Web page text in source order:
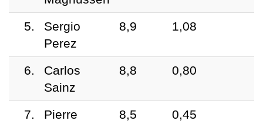
5.
Sergio
Perez
8,9 1,08
6.
Carlos
Sainz
8,8 0,80
7.
Pierre
8,5 0,45